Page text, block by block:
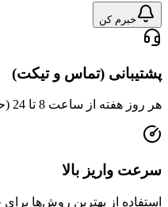
خبرم کن
پشتیبانی (تماس و تیکت)
هر روز هفته از ساعت 8 تا 24 (حتی روزهای تعطیل)
سرعت واریز بالا
استفاده از بهترین روش‌ها